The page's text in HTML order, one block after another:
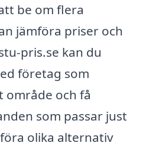
be om flera
jämföra priser och
pris.se kan du
företag som
område och få
som passar just
olika alternativ